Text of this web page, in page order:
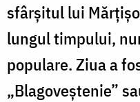
sfârșitul lui
lungul timpului,
populare. Ziua a
„Blagoveștenie”